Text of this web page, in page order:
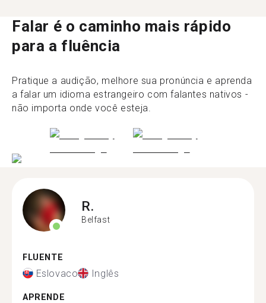
Falar é o caminho mais rápido
para a fluência
Pratique a audição, melhore sua pronúncia e aprenda
a falar um idioma estrangeiro com falantes nativos -
não importa onde você esteja.
R.
Belfast
FLUENTE
Eslovaco Inglês
APRENDE